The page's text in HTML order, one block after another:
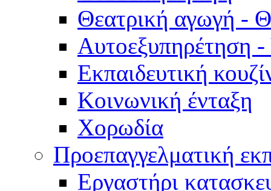
Θεατρική αγωγή -
Αυτοεξυπηρέτηση
Εκπαιδευτική
Κοινωνική ένταξη
Χορωδία
Προεπαγγελματική
Εργαστήρι